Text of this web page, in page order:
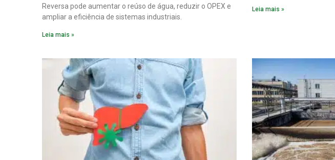
Reversa pode aumentar o reúso de água, reduzir o OPEX e
ampliar a eficiência de sistemas industriais.
Leia mais »
Leia mais »